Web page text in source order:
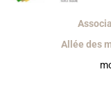
Allée des